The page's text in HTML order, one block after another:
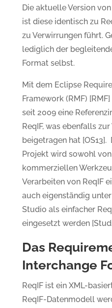
Die aktuelle Version
ist diese identisch zu
zu Verwirrungen führt.
lediglich der
Format selbst.
Mit dem Eclipse
Framework (RMF)
seit 2009 eine
ReqIF, was ebenfalls
beigetragen hat [OS13].
Projekt wird sowohl
kommerziellen
Verarbeiten von ReqIF
auch eigenständig
Studio als einfacher
eingesetzt werden
Das
Interchange
ReqIF ist ein XML-
ReqIF-Datenmodell